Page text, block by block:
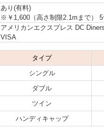
あり(有料)
※￥1,600（高さ制限2.1mまで）
アメリカンエクスプレス DC
VISA
タイプ
シングル
ダブル
ツイン
ハンディキャップ